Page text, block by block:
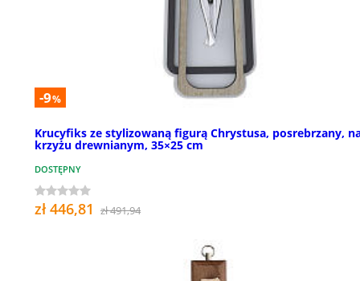
-9%
Krucyfiks ze stylizowaną figurą Chrystusa, posrebrzany,
krzyżu drewnianym, 35×25 cm
DOSTĘPNY
zł 446,81 zł 491,94